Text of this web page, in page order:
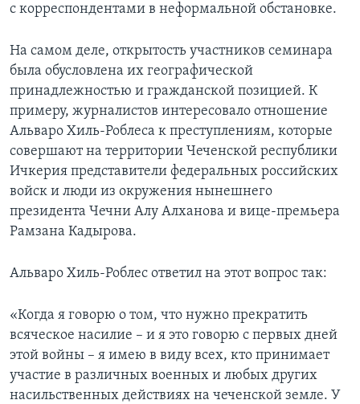
с корреспондентами в неформальной обстановке.
На самом деле, открытость участников семинара
была обусловлена их географической
принадлежностью и гражданской позицией. К
примеру, журналистов интересовало отношение
Альваро Хиль-Роблеса к преступлениям, которые
совершают на территории Чеченской республики
Ичкерия представители федеральных российских
войск и люди из окружения нынешнего
президента Чечни Алу Алханова и вице-премьера
Рамзана Кадырова.
Альваро Хиль-Роблес ответил на этот вопрос так:
«Когда я говорю о том, что нужно прекратить
всяческое насилие – и я это говорю с первых дней
этой войны – я имею в виду всех, кто принимает
участие в различных военных и любых других
насильственных действиях на чеченской земле. У